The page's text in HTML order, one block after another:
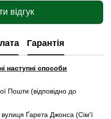
відгук
Гарантія
наступні способи
Пошти (відповідно до
вулиця Ґарета Джонса (Сім'ї